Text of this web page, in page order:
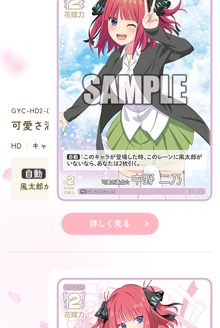
GYC-HD2-005
可愛さ満点☆中野 二乃
HD キャラクター
：このキャラが登場した時、このレーンに
風太郎がいないなら、あなたは２枚引く。
詳しく見る